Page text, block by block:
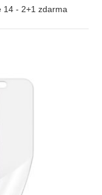
14 - 2+1 zdarma